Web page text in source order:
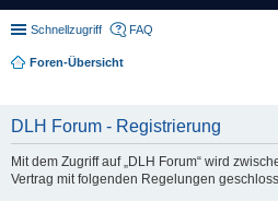
Schnellzugriff FAQ
Foren-Übersicht
DLH Forum - Registrierung
Mit dem Zugriff auf „DLH Forum“ wird
Vertrag mit folgenden Regelungen